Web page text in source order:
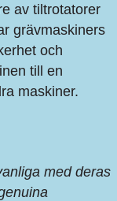
av tiltrotatorer
grävmaskiners
och
till en
maskiner.
med deras